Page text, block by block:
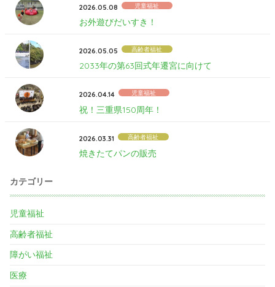
2026.05.08 児童福祉
お外遊びだいすき！
2026.05.05 高齢者福祉
2033年の第63回式年遷宮に向けて
2026.04.14 児童福祉
祝！三重県150周年！
2026.03.31 高齢者福祉
焼きたてパンの販売
カテゴリー
児童福祉
高齢者福祉
障がい福祉
医療